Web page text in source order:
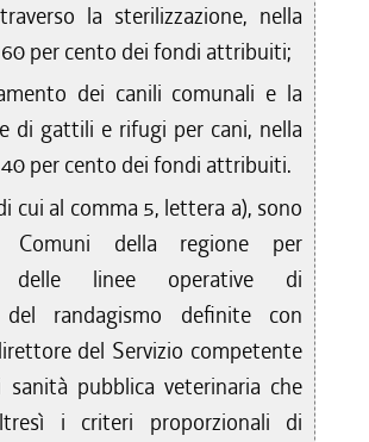
la sterilizzazione, nella
per cento dei fondi attribuiti;
dei canili comunali e la
di gattili e rifugi per cani, nella
per cento dei fondi attribuiti.
cui al comma 5, lettera a), sono
della regione per
delle linee operative di
del randagismo definite con
del Servizio competente
pubblica veterinaria che
i criteri proporzionali di